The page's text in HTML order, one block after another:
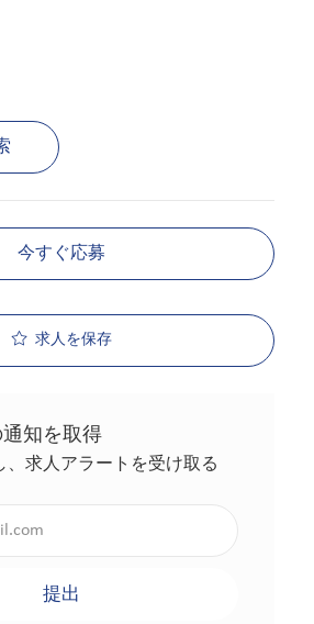
今すぐ応募
求人を保存
知を取得
、求人アラートを受け取る
提出